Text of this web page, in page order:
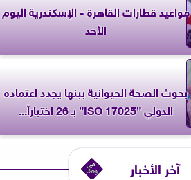
مواعيد قطارات القاهرة - الإسكندرية اليوم
الأحد
بحوث الصحة الحيوانية ببنها يجدد اعتماده
الدولي ”ISO 17025” بـ 26 اختباراً...
آخر الأخبار